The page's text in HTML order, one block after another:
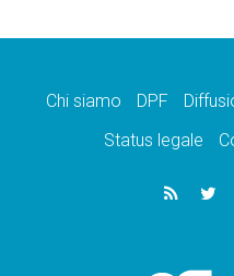
Chi siamo DPF
Status legale